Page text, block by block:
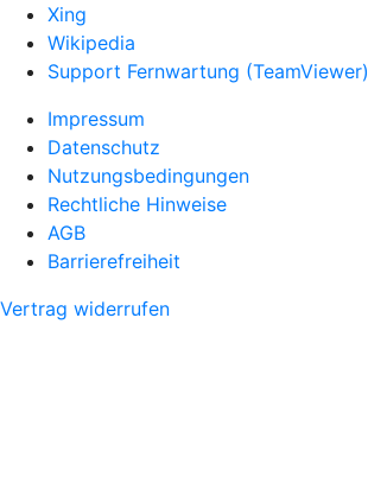
Xing
Wikipedia
Support Fernwartung (TeamViewer)
Impressum
Datenschutz
Nutzungsbedingungen
Rechtliche Hinweise
AGB
Barrierefreiheit
Vertrag widerrufen